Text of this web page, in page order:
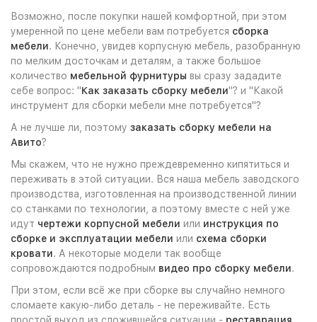
Возможно, после покупки нашей комфортной, при этом
умеренной по цене мебели вам потребуется сборка
мебели. Конечно, увидев корпусную мебель, разобранную
по мелким досточкам и деталям, а также большое
количество мебельной фурнитуры вы сразу зададите
себе вопрос: "Как заказать сборку мебели"? и "Какой
инструмент для сборки мебели мне потребуется"?
А не лучше ли, поэтому заказать сборку мебели на
Авито?
Мы скажем, что не нужно преждевременно кипятиться и
переживать в этой ситуации. Вся наша мебель заводского
производства, изготовленная на производственной линии
со станками по технологии, а поэтому вместе с ней уже
идут чертежи корпусной мебели или инструкция по
сборке и эксплуатации мебели или схема сборки
кровати. А некоторые модели так вообще
сопровождаются подробным видео про сборку мебели.
При этом, если всё же при сборке вы случайно немного
сломаете какую-либо деталь - не переживайте. Есть
простой выход из сложившейся ситуации - реставрация